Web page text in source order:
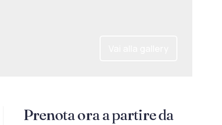
Prenota ora a partire da